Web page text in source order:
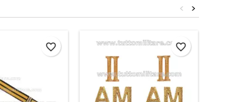
>
<
favorite_border favorite_border